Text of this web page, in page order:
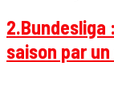
2.Bundesliga
saison par